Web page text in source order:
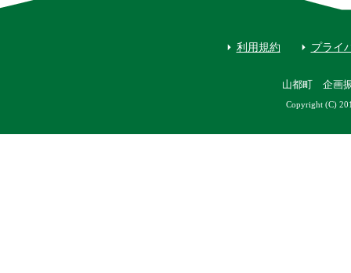
利用規約 プライ
山都町 企画
Copyright (C)